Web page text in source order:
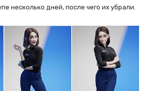
несколько дней, после чего их убрали.